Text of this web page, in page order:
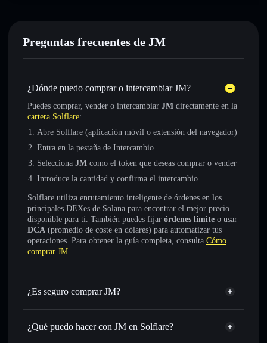
Preguntas frecuentes de JM
¿Dónde puedo comprar o intercambiar JM?
Puedes comprar, vender o intercambiar JM directamente en la
cartera Solflare:
Abre Solflare (aplicación móvil o extensión del navegador)
Entra en la pestaña de Intercambio
Selecciona JM como el token que deseas comprar o vender
Introduce la cantidad y confirma el intercambio
Solflare utiliza enrutamiento inteligente de órdenes en los
principales DEXes de Solana para encontrar el mejor precio
disponible para ti. También puedes fijar órdenes límite o usar
DCA (promedio de coste en dólares) para automatizar tus
operaciones. Para obtener la guía completa, consulta Cómo
comprar JM.
¿Es seguro comprar JM?
JM no está verificado
¿Qué puedo hacer con JM en Solflare?